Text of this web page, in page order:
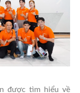
được tìm hiểu về